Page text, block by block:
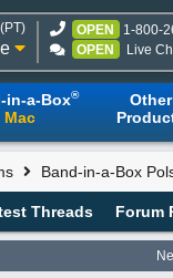
OPEN 1-800-
OPEN
Live
in-a-Box®
Mac
Other
Band-in-a-Box
Threads Forum